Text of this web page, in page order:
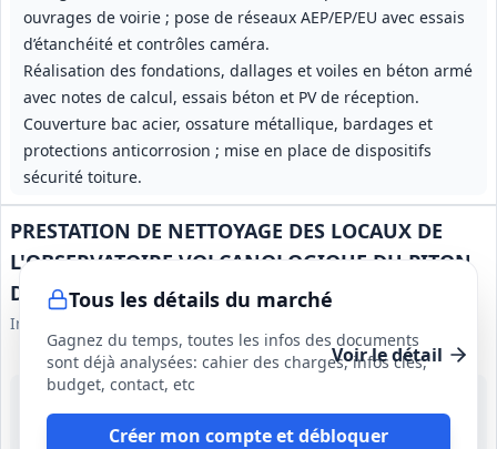
ouvrages de voirie ; pose de réseaux AEP/EP/EU avec essais
d’étanchéité et contrôles caméra.
Réalisation des fondations, dallages et voiles en béton armé
avec notes de calcul, essais béton et PV de réception.
Couverture bac acier, ossature métallique, bardages et
protections anticorrosion ; mise en place de dispositifs
sécurité toiture.
Tous les détails du marché
Gagnez du temps, toutes les infos des documents
sont déjà analysées: cahier des charges, infos clés,
budget, contact, etc
Créer mon compte et débloquer
PRESTATION DE NETTOYAGE DES LOCAUX DE
L'OBSERVATOIRE VOLCANOLOGIQUE DU PITON
DE LA FOURNAISE (OVPF).
Institut de Physique du Globe de Paris
Voir le détail
14 août 2026
La Réunion (974)